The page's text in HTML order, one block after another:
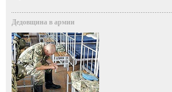
Дедовщина в армии